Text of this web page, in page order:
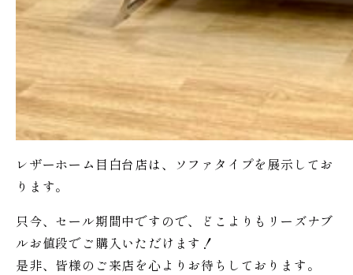
レザーホーム目白台店は、ソファタイプを展示してお
ります。
只今、セール期間中ですので、どこよりもリーズナブ
ルお値段でご購入いただけます！
是非、皆様のご来店を心よりお待ちしております。